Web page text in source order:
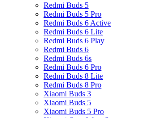
Redmi Buds 5
Redmi Buds 5 Pro
Redmi Buds 6 Active
Redmi Buds 6 Lite
Redmi Buds 6 Play
Redmi Buds 6
Redmi Buds 6s
Redmi Buds 6 Pro
Redmi Buds 8 Lite
Redmi Buds 8 Pro
Xiaomi Buds 3
Xiaomi Buds 5
Xiaomi Buds 5 Pro